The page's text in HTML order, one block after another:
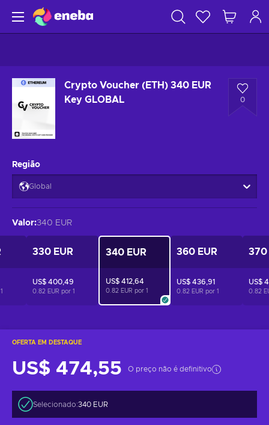
Crypto Voucher (ETH) 340 EUR
Key GLOBAL
0
OFERTA EM DESTAQUE
US$ 474,55 O preço não é definitivo
Selecionado:340 EUR
Região
Global
Valor:340 EUR
1
330 EUR
US$ 400,49
0.82 EUR por 1
340 EUR
US$ 412,64
0.82 EUR por 1
360 EUR
US$ 436,91
0.82 EUR por 1
370
US$
0.82